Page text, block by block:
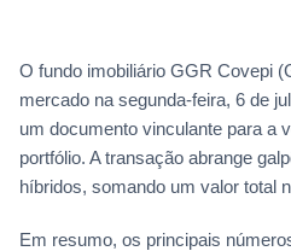
O fundo imobiliário GGR Covepi
mercado na segunda-feira, 6 de
um documento vinculante para a
portfólio. A transação abrange
híbridos, somando um valor total
Em resumo, os principais